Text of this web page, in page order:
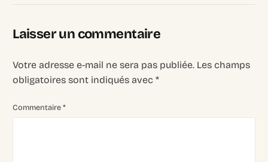
Laisser un commentaire
Votre adresse e-mail ne sera pas publiée. Les champs
obligatoires sont indiqués avec*
Commentaire*